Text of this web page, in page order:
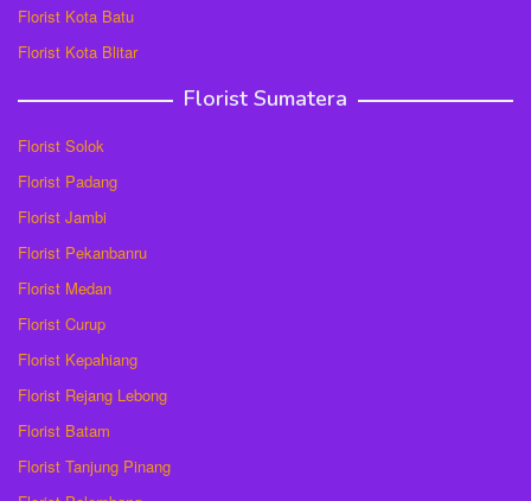
Florist Kota Batu
Florist Kota Blitar
Florist Sumatera
Florist Solok
Florist Padang
Florist Jambi
Florist Pekanbanru
Florist Medan
Florist Curup
Florist Kepahiang
Florist Rejang Lebong
Florist Batam
Florist Tanjung Pinang